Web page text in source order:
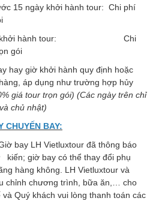
15 ngày khởi hành tour: Chi phí
ngày khởi hành tour: Chi
gói
hay giờ khởi hành quy định hoặc
áp dụng như trường hợp hủy
giá tour trọn gói) (Các ngày trên chỉ
chủ nhật)
CHUYẾN BAY:
bay LH Vietluxtour đã thông báo
giờ bay có thể thay đổi phụ
hàng không. LH Vietluxtour và
chỉnh chương trình, bữa ăn,… cho
Quý khách vui lòng thanh toán các